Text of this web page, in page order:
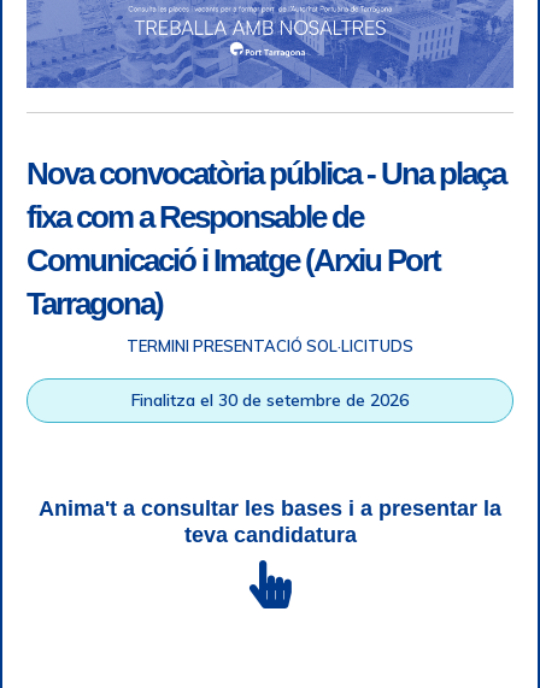
Accessibilitat |Nota legal | Info RGPD |Informació de
Nova convocatòria pública - Una plaça
fixa com a Responsable de
Comunicació i Imatge (Arxiu Port
Tarragona)
TERMINI PRESENTACIÓ SOL·LICITUDS
Finalitza el 30 de setembre de 2026
Anima't a consultar les bases i a presentar la
teva candidatura